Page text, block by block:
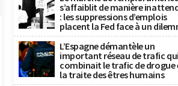
s’affaiblit de manière
: les suppressions d’emplois
placent la Fed face à un
L’Espagne démantèle un
important réseau de trafic qui
combinait le trafic de drogue
la traite des êtres humains